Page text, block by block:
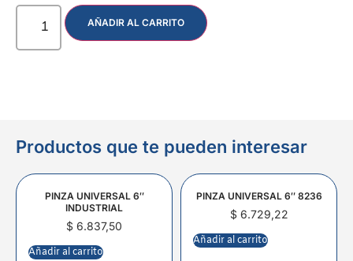
AÑADIR AL CARRITO
Productos que te pueden interesar
PINZA UNIVERSAL 6″
INDUSTRIAL
$ 6.837,50
Añadir al carrito
PINZA UNIVERSAL 6″ 8236
$6.729,22
Añadir al carrito